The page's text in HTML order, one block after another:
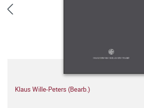
Klaus Wille-Peters (Bearb.)